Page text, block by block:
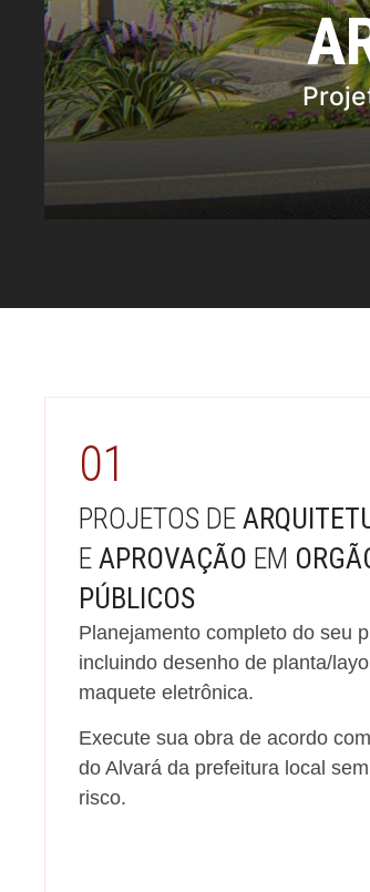
01
PROJETOS DE
E APROVAÇÃO EM
PÚBLICOS
Planejamento completo do seu
incluindo desenho de planta/
maquete eletrônica.
Execute sua obra de acordo
do Alvará da prefeitura local
risco.